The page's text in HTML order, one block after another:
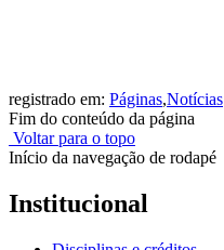
registrado em: Páginas,Notícias
Fim do conteúdo da página
Voltar para o topo
Início da navegação de rodapé
Institucional